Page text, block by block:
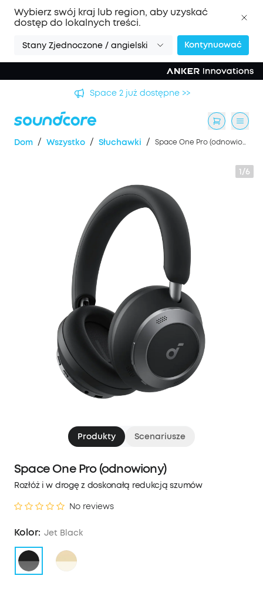
Wybierz swój kraj lub region, aby uzyskać
dostęp do lokalnych treści.
Stany Zjednoczone / angielski Kontynuować
Space 2 już dostępne >>
Dom / Wszystko / Słuchawki / Space One Pro (odnowiony)
1/6
Produkty Scenariusze
Space One Pro (odnowiony)
Rozłóż i w drogę z doskonałą redukcją szumów
No reviews
Kolor: Jet Black